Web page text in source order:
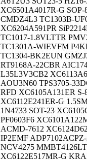
XC6501A4017R-G
CMDZ4L3 TC1303B-
XC6204A591PR
TC1017-1.8VLTTR
TC1301A-WIEVFM
TC1304-BK2EUN
RT9168A-22CBR
L35L3V3CB2
AOU3N60 TPS3705-
RFD XC6105A131ER
XC6112E241ER-G
1N4733 SOT-23
PF0603F6
ACMD-7612
IP2EMF
NCV4275
XC6122E517MR-G